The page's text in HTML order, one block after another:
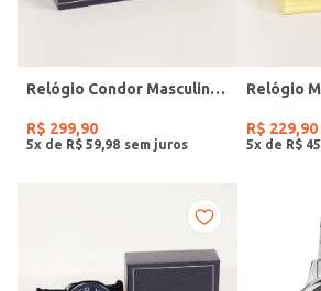
Relógio Condor Masculino PRETO
R$ 299,90
5x de R$ 59 98
R$ 229,90
5x de R$ 45